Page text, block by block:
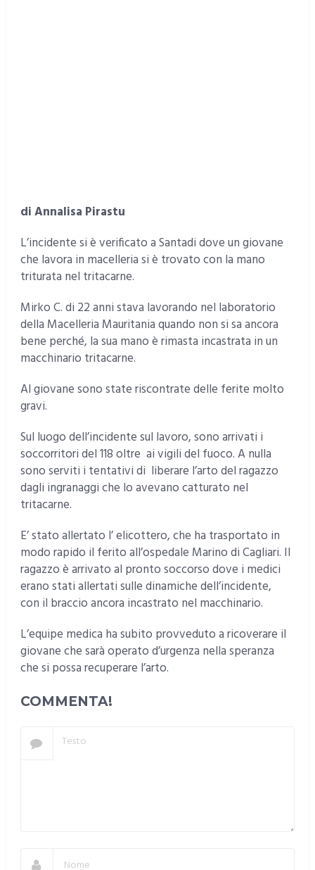
di Annalisa Pirastu
L’incidente si è verificato a Santadi dove un giovane
che lavora in macelleria si è trovato con la mano
triturata nel tritacarne.
Mirko C. di 22 anni stava lavorando nel laboratorio
della Macelleria Mauritania quando non si sa ancora
bene perché, la sua mano è rimasta incastrata in un
macchinario tritacarne.
Al giovane sono state riscontrate delle ferite molto
gravi.
Sul luogo dell’incidente sul lavoro, sono arrivati i
soccorritori del 118 oltre ai vigili del fuoco. A nulla
sono serviti i tentativi di liberare l’arto del ragazzo
dagli ingranaggi che lo avevano catturato nel
tritacarne.
E’ stato allertato l’ elicottero, che ha trasportato in
modo rapido il ferito all’ospedale Marino di Cagliari. Il
ragazzo è arrivato al pronto soccorso dove i medici
erano stati allertati sulle dinamiche dell’incidente,
con il braccio ancora incastrato nel macchinario.
L’equipe medica ha subito provveduto a ricoverare il
giovane che sarà operato d’urgenza nella speranza
che si possa recuperare l’arto.
COMMENTA!